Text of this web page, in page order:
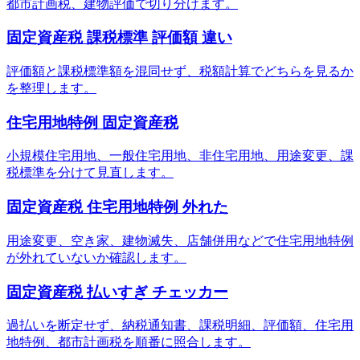
都市計画税、建物評価で切り分けます。
固定資産税 課税標準 評価額 違い
評価額と課税標準額を混同せず、税額計算でどちらを見るか
を整理します。
住宅用地特例 固定資産税
小規模住宅用地、一般住宅用地、非住宅用地、用途変更、課
税標準を分けて見直します。
固定資産税 住宅用地特例 外れた
用途変更、空き家、建物滅失、店舗併用などで住宅用地特例
が外れていないか確認します。
固定資産税 払いすぎ チェッカー
過払いを断定せず、納税通知書、課税明細、評価額、住宅用
地特例、都市計画税を順番に照合します。